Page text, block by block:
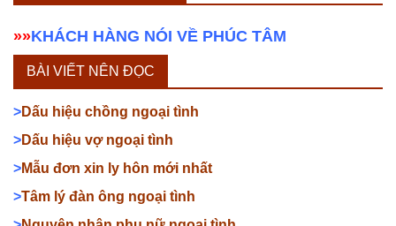
»»KHÁCH HÀNG NÓI VỀ PHÚC TÂM
BÀI VIẾT NÊN ĐỌC
>Dấu hiệu chồng ngoại tình
>Dấu hiệu vợ ngoại tình
>Mẫu đơn xin ly hôn mới nhất
>Tâm lý đàn ông ngoại tình